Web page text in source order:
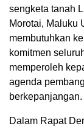
sengketa tanah
Morotai, Maluku
membutuhkan
komitmen
memperoleh
agenda
berkepanjangan.
Dalam Rapat